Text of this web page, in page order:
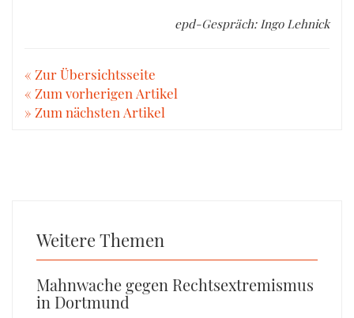
epd-Gespräch: Ingo Lehnick
« Zur Übersichtsseite
« Zum vorherigen Artikel
» Zum nächsten Artikel
Weitere Themen
Mahnwache gegen Rechtsextremismus
in Dortmund